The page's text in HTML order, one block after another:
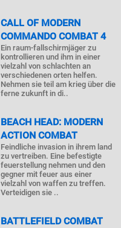
CALL OF MODERN
COMMANDO COMBAT 4
Ein raum-fallschirmjäger zu
kontrollieren und ihm in einer
vielzahl von schlachten an
verschiedenen orten helfen.
Nehmen sie teil am krieg über die
ferne zukunft in di..
BEACH HEAD: MODERN
ACTION COMBAT
Feindliche invasion in ihrem land
zu vertreiben. Eine befestigte
feuerstellung nehmen und den
gegner mit feuer aus einer
vielzahl von waffen zu treffen.
Verteidigen sie ..
BATTLEFIELD COMBAT